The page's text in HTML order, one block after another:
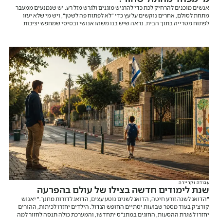
אנשים מוכנים להרחיק לכת כדי להרגיש מוגנים ולגרש מזל רע. יש שנמנעים ממעבר
מתחת לסולם, אחרים נוקשים על עץ כדי "לא לפתוח פה לשטן", ויש מי שלא יעזו
לפתוח מטרייה בתוך הבית. נראה שיש בנו משהו אנושי ובסיסי שמחפש יציבות
עבודה וקריירה
שנת לימודים חדשה בצילו של עולם בהפרעה
"הדואג לשנה זורע חיטה, הדואג לשנים נוטע עצים, הדואג לדורות מחנך." יאנוש
קורצ'ק בעוד מספר שבועות יסתיים החופש הגדול. הילדים יחזרו לכיתות, ההורים
יחזרו לשגרת ההסעות, החוגים במתנ"ס יתחדשו, והמערכת כולה תנסה לחזור למה